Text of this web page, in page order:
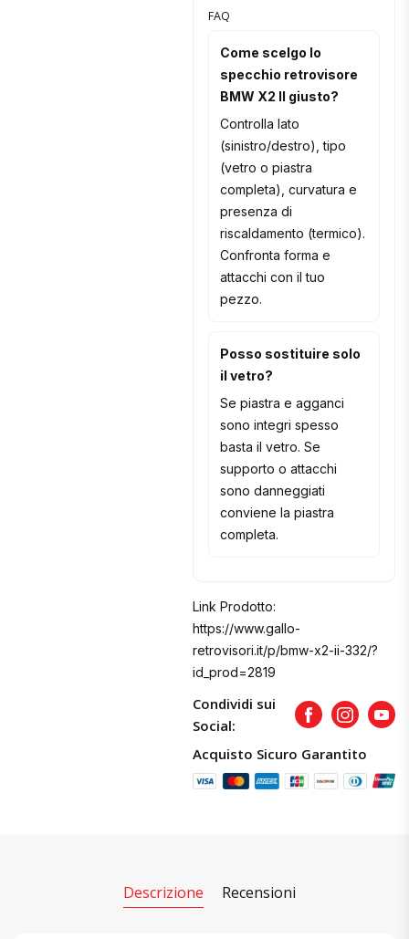
FAQ
Come scelgo lo
specchio retrovisore
BMW X2 II giusto?
Controlla lato
(sinistro/destro), tipo
(vetro o piastra
completa), curvatura e
presenza di
riscaldamento (termico).
Confronta forma e
attacchi con il tuo
pezzo.
Posso sostituire solo
il vetro?
Se piastra e agganci
sono integri spesso
basta il vetro. Se
supporto o attacchi
sono danneggiati
conviene la piastra
completa.
Link Prodotto:
https://www.gallo-
retrovisori.it/p/bmw-x2-ii-332/?
id_prod=2819
Condividi sui
Social:
FacebookInstagram
Acquisto Sicuro Garantito
Descrizione Recensioni